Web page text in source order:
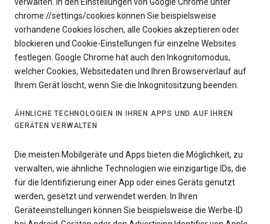
chrome://settings/cookies können Sie beispielsweise
vorhandene Cookies löschen, alle Cookies akzeptieren oder
blockieren und Cookie-Einstellungen für einzelne Websites
festlegen. Google Chrome hat auch den Inkognitomodus,
welcher Cookies, Websitedaten und Ihren Browserverlauf auf
Ihrem Gerät löscht, wenn Sie die Inkognitositzung beenden.
ÄHNLICHE TECHNOLOGIEN IN IHREN APPS UND AUF IHREN
GERÄTEN VERWALTEN
Die meisten Mobilgeräte und Apps bieten die Möglichkeit, zu
verwalten, wie ähnliche Technologien wie einzigartige IDs, die
für die Identifizierung einer App oder eines Geräts genutzt
werden, gesetzt und verwendet werden. In Ihren
Geräteeinstellungen können Sie beispielsweise die Werbe-ID